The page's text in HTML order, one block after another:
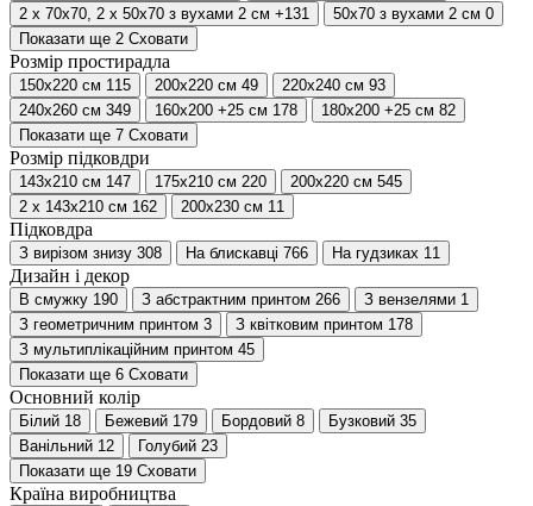
2 х 70х70, 2 х 50х70 з вухами 2 см +131 50х70 з вухами 2 см 0
Показати ще 2 Сховати
Розмір простирадла
150х220 см 115 200x220 см 49 220х240 см 93
240х260 см 349 160х200 +25 см 178 180х200 +25 см 82
Показати ще 7 Сховати
Розмір підковдри
143x210 см 147 175x210 см 220 200х220 см 545
2 х 143х210 см 162 200х230 см 11
Підковдра
З вирізом знизу 308 На блискавці 766 На гудзиках 11
Дизайн і декор
В смужку 190 З абстрактним принтом 266 З вензелями 1
З геометричним принтом 3 З квітковим принтом 178
З мультиплікаційним принтом 45
Показати ще 6 Сховати
Основний колір
Білий 18 Бежевий 179 Бордовий 8 Бузковий 35
Ванільний 12 Голубий 23
Показати ще 19 Сховати
Країна виробництва